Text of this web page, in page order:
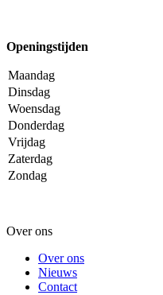
Openingstijden
Maandag
Dinsdag
Woensdag
Donderdag
Vrijdag
Zaterdag
Zondag
Over ons
Over ons
Nieuws
Contact